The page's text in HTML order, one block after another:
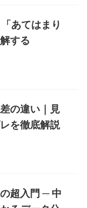
あてはまり
する
の違い｜見
を徹底解説
超入門 ─ 中